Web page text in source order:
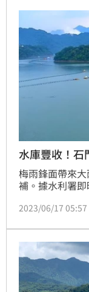
水庫豐收！
梅雨鋒面帶來
補。據水利署
蓄水率皆突破5成
2023/06/17 05:57